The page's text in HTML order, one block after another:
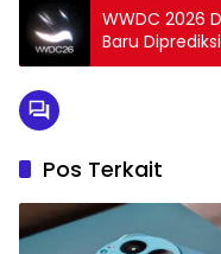
WWDC 2026
Baru
Pos Terkait